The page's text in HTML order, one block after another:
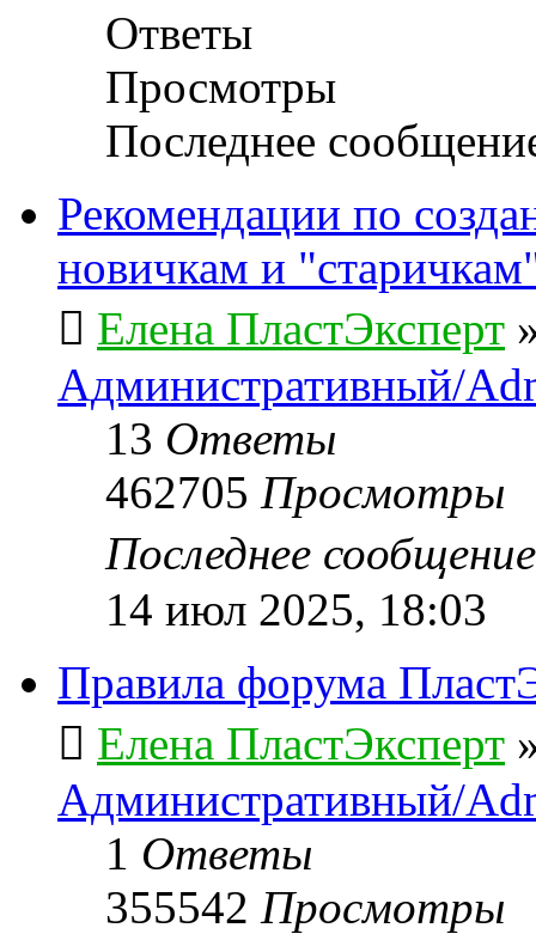
Ответы
Просмотры
Последнее
Рекомендации по
новичкам и
Елена ПластЭксперт
Административный/
13 Ответы
462705 Просмотры
Последнее
14 июл 2025, 18:03
Правила форума
Елена ПластЭксперт
Административный/
1 Ответы
355542 Просмотры